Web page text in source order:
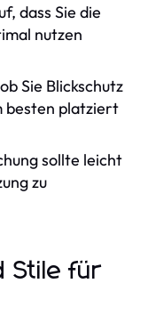
dass Sie die
nutzen
Sie Blickschutz
besten platziert
sollte leicht
zu
Stile für